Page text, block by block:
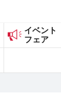
イベント
フェア